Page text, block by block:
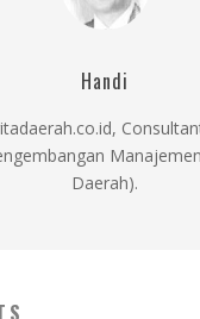
Handi
Daerah).